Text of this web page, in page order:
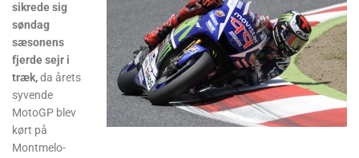
sikrede sig
søndag
sæsonens
fjerde sejr i
træk,da årets
syvende
MotoGP blev
kørt på
Montmelo-